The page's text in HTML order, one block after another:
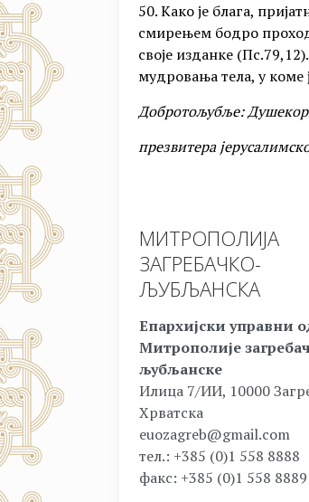
50. Како је блага,
смирењем бодро
своје изданке
мудровања тела, у коме
Добротољубље:
презвитера
МИТРОПОЛИЈА
ЗАГРЕБАЧКО-
ЉУБЉАНСКА
Епархијски управни
Митрополије
љубљанске
Илица 7/ИИ, 10000
Хрватска
euozagreb@gmail.com
тел.: +385 (0)1 558 8888
факс: +385 (0)1 558 8889